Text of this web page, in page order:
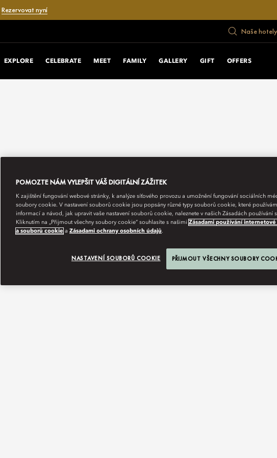
Rezervovat nyní
Naše
EXPLORE CELEBRATE MEET FAMILY GALLERY GIFT OFFERS
POMOZTE NÁM VYLEPŠIT VÁŠ DIGITÁLNÍ ZÁŽITEK
K zajištění fungování webové stránky, k analýze síťového provozu a umožnění fungování sociálních
soubory cookie. V nastavení souborů cookie jsou popsány různé typy souborů cookie, které
informací a návod, jak upravit vaše nastavení souborů cookie, naleznete v našich Zásadách používání
Kliknutím na „Přijmout všechny soubory cookie“ souhlasíte s našimi Zásadami používání
a souborů cookie a Zásadami ochrany osobních údajů.
NASTAVENÍ SOUBORŮ COOKIE PŘIJMOUT VŠECHNY SOUBORY